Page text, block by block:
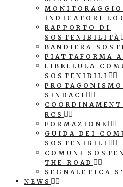
MONITORAGGIO
INDICATORI
RAPPORTO DI
SOSTENIBILITÀ
BANDIERA
PIATTAFORMA
LIBELLULA
SOSTENIBILI
SINDACI
RCS
FORMAZIONE
GUIDA DEI
SOSTENIBILI
COMUNI
THE ROAD
SEGNALETICA
NEWS